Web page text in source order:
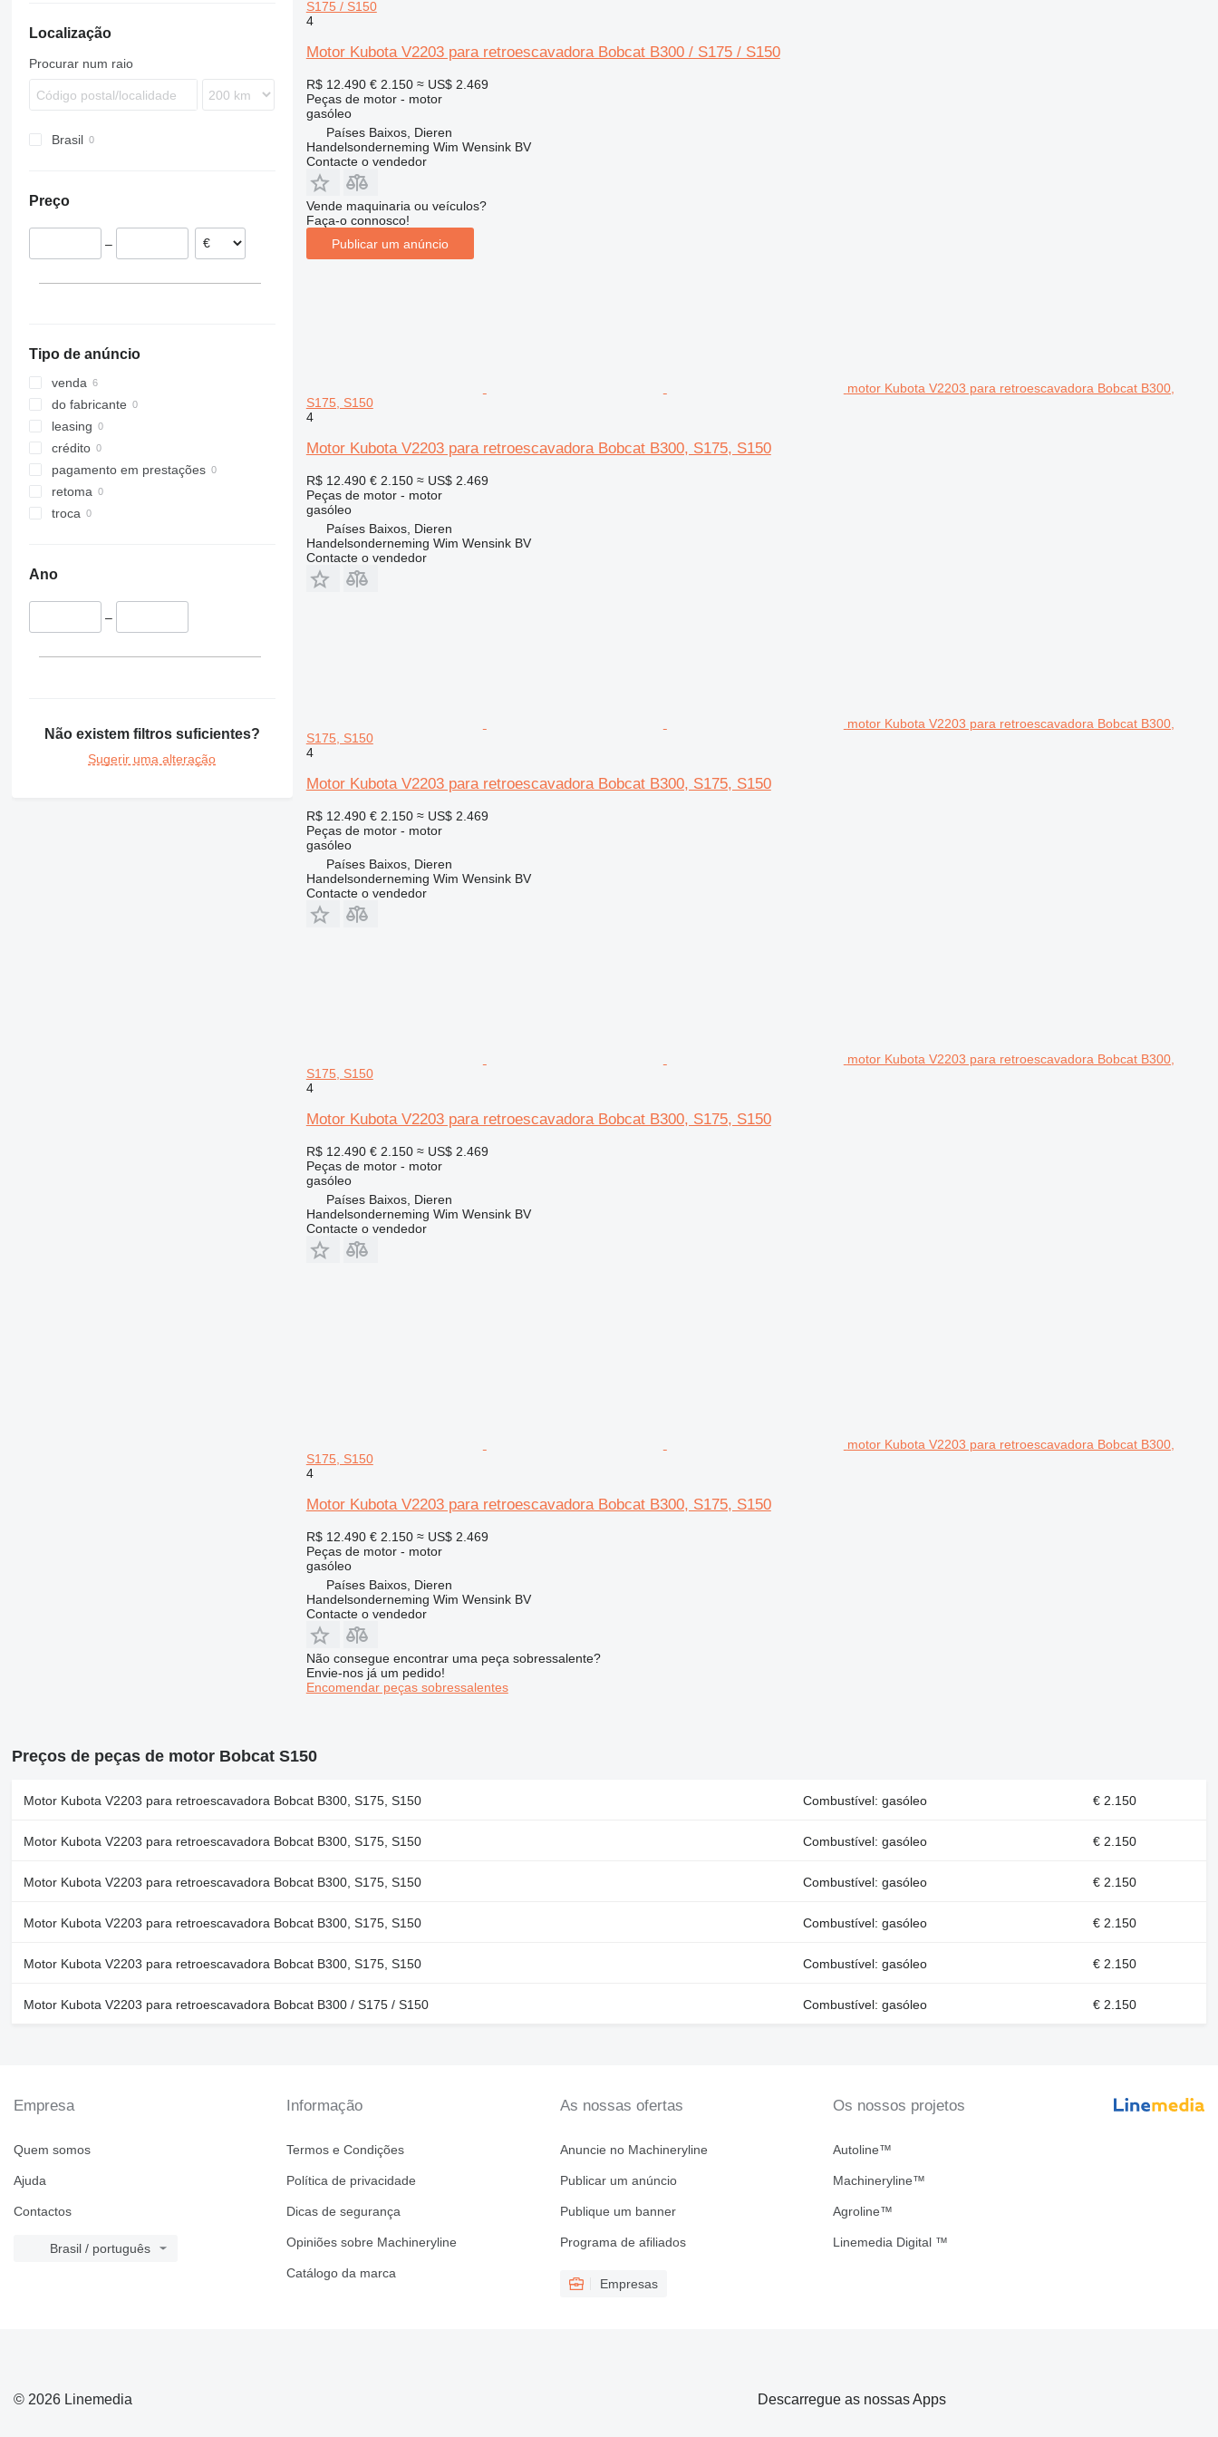
432
438
444
D series
110
926
930
TM
410
NH
Localização
Procurar num raio
Brasil
Preço
–
Tipo de anúncio
venda
do fabricante
leasing
crédito
pagamento em prestações
retoma
troca
Ano
–
Não existem filtros suficientes?
Sugerir uma alteração
S175 / S150
4
Motor Kubota V2203 para retroescavadora Bobcat B300 / S175 / S150
R$ 12.490 € 2.150 ≈ US$ 2.469
Peças de motor - motor
gasóleo
Países Baixos, Dieren
Handelsonderneming Wim Wensink BV
Contacte o vendedor
Vende maquinaria ou veículos?
Faça-o connosco!
Publicar um anúncio
motor Kubota V2203 para retroescavadora Bobcat B300,
S175, S150
4
Motor Kubota V2203 para retroescavadora Bobcat B300, S175, S150
R$ 12.490 € 2.150 ≈ US$ 2.469
Peças de motor - motor
gasóleo
Países Baixos, Dieren
Handelsonderneming Wim Wensink BV
Contacte o vendedor
motor Kubota V2203 para retroescavadora Bobcat B300,
S175, S150
4
Motor Kubota V2203 para retroescavadora Bobcat B300, S175, S150
R$ 12.490 € 2.150 ≈ US$ 2.469
Peças de motor - motor
gasóleo
Países Baixos, Dieren
Handelsonderneming Wim Wensink BV
Contacte o vendedor
motor Kubota V2203 para retroescavadora Bobcat B300,
S175, S150
4
Motor Kubota V2203 para retroescavadora Bobcat B300, S175, S150
R$ 12.490 € 2.150 ≈ US$ 2.469
Peças de motor - motor
gasóleo
Países Baixos, Dieren
Handelsonderneming Wim Wensink BV
Contacte o vendedor
motor Kubota V2203 para retroescavadora Bobcat B300,
S175, S150
4
Motor Kubota V2203 para retroescavadora Bobcat B300, S175, S150
R$ 12.490 € 2.150 ≈ US$ 2.469
Peças de motor - motor
gasóleo
Países Baixos, Dieren
Handelsonderneming Wim Wensink BV
Contacte o vendedor
Não consegue encontrar uma peça sobressalente?
Envie-nos já um pedido!
Encomendar peças sobressalentes
Preços de peças de motor Bobcat S150
Motor Kubota V2203 para retroescavadora Bobcat B300, S175, S150 Combustível: gasóleo € 2.150
Motor Kubota V2203 para retroescavadora Bobcat B300, S175, S150 Combustível: gasóleo € 2.150
Motor Kubota V2203 para retroescavadora Bobcat B300, S175, S150 Combustível: gasóleo € 2.150
Motor Kubota V2203 para retroescavadora Bobcat B300, S175, S150 Combustível: gasóleo € 2.150
Motor Kubota V2203 para retroescavadora Bobcat B300, S175, S150 Combustível: gasóleo € 2.150
Motor Kubota V2203 para retroescavadora Bobcat B300 / S175 / S150 Combustível: gasóleo € 2.150
Empresa
Quem somos
Ajuda
Contactos
Brasil / português
Informação
Termos e Condições
Política de privacidade
Dicas de segurança
Opiniões sobre Machineryline
Catálogo da marca
As nossas ofertas
Anuncie no Machineryline
Publicar um anúncio
Publique um banner
Programa de afiliados
Empresas
Os nossos projetos
Autoline™
Machineryline™
Agroline™
Linemedia Digital ™
© 2026 Linemedia Descarregue as nossas Apps